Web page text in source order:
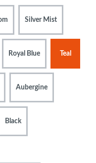
Silver Mist
Royal Blue Teal
Aubergine
Black